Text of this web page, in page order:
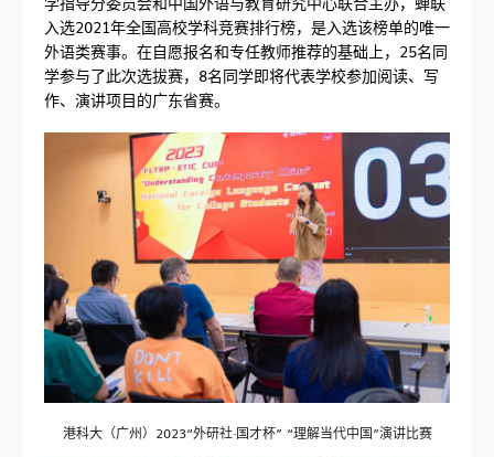
入选2021年全国高校学科竞赛排行榜，是入选该榜单的唯一
外语类赛事。在自愿报名和专任教师推荐的基础上，25名同
学参与了此次选拔赛，8名同学即将代表学校参加阅读、写
作、演讲项目的广东省赛。
港科大（广州）2023“外研社·国才杯” “理解当代中国”演讲比赛